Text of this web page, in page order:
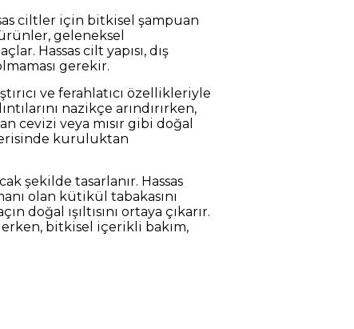
ciltler için bitkisel şampuan
geleneksel
Hassas cilt yapısı, dış
gerekir.
ve ferahlatıcı özellikleriyle
nazikçe arındırırken,
cevizi veya mısır gibi doğal
kuruluktan
şekilde tasarlanır. Hassas
olan kütikül tabakasını
doğal ışıltısını ortaya çıkarır.
bitkisel içerikli bakım,